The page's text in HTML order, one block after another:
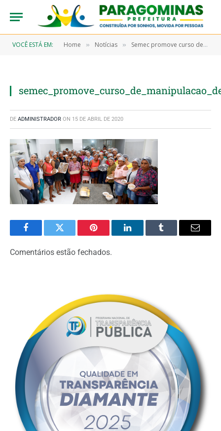
VOCÊ ESTÁ EM: Home » Notícias » Semec promove curso de manipulação de alimentos em parceria com o Lions Clube de Paragominas
DE ADMINISTRADOR ON 15 DE ABRIL DE 2020
FacebookTwitter Pinterest LinkedInTumblr Email
Comentários estão fechados.